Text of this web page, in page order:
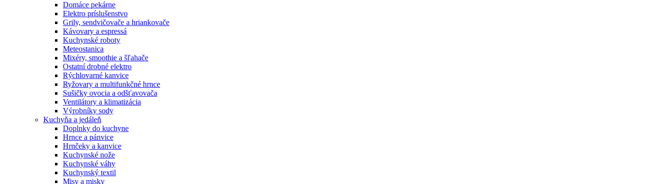
Domáce pekárne
Elektro príslušenstvo
Grily, sendvičovače a hriankovače
Kávovary a espressá
Kuchynské roboty
Meteostanica
Mixéry, smoothie a šľahače
Ostatní drobné elektro
Rýchlovarné kanvice
Ryžovary a multifunkčné hrnce
Sušičky ovocia a odšťavovača
Ventilátory a klimatizácia
Výrobníky sody
Kuchyňa a jedáleň
Doplnky do kuchyne
Hrnce a pánvice
Hrnčeky a kanvice
Kuchynské nože
Kuchynské váhy
Kuchynský textil
Misy a misky